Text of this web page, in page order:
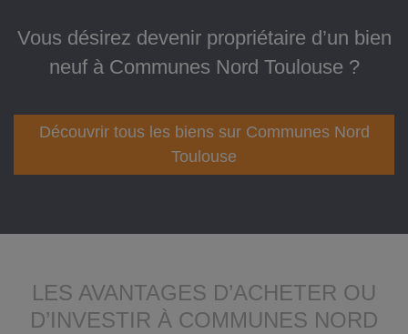
Vous désirez devenir propriétaire d’un bien
neuf à Communes Nord Toulouse ?
Découvrir tous les biens sur Communes Nord
Toulouse
LES AVANTAGES D’ACHETER OU
D’INVESTIR À COMMUNES NORD